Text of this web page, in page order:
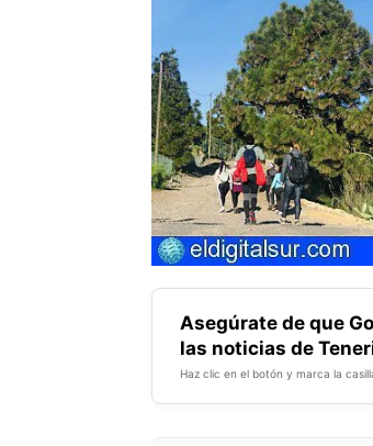
Asegúrate de que
las noticias de
Haz clic en el botón y marca la